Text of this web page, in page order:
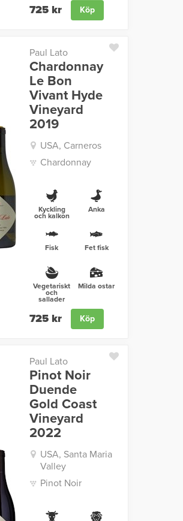
725 kr Köp
Paul Lato
Chardonnay
Le Bon
Vivant Hyde
Vineyard
2019
USA, Carneros
Chardonnay
Kyckling
och kalkon
Anka
Fisk Fet fisk
Vegetariskt
och
sallader
Milda ostar
725 kr Köp
Paul Lato
Pinot Noir
Duende
Gold Coast
Vineyard
2022
USA, Santa Maria
Valley
Pinot Noir